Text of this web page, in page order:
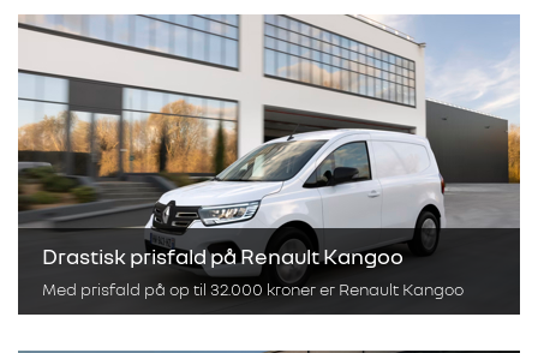
Drastisk prisfald på Renault Kangoo
Med prisfald på op til 32.000 kroner er Renault Kangoo